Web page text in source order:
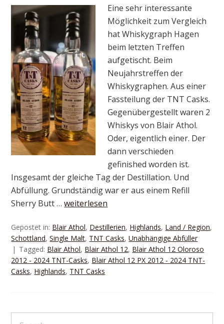
Eine sehr interessante
Möglichkeit zum Vergleich
hat Whiskygraph Hagen
beim letzten Treffen
aufgetischt. Beim
Neujahrstreffen der
Whiskygraphen. Aus einer
Fassteilung der TNT Casks.
Gegenübergestellt waren 2
Whiskys von Blair Athol.
Oder, eigentlich einer. Der
dann verschieden
gefinished worden ist.
Insgesamt der gleiche Tag der Destillation. Und
Abfüllung. Grundständig war er aus einem Refill
Sherry Butt …weiterlesen
Gepostet in: Blair Athol, Destillerien, Highlands, Land / Region,
Schottland,Single Malt, TNT Casks,Unabhängige Abfüller
Tagged: Blair Athol, Blair Athol 12, Blair Athol 12 Oloroso
2012 - 2024 TNT-Casks, Blair Athol 12 PX 2012 - 2024 TNT-
Casks, Highlands, TNT Casks